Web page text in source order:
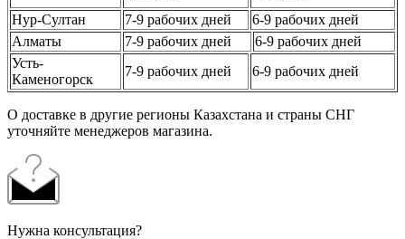
Нур-Султан
7-9 рабочих дней
6-9 рабочих дней
Алматы
7-9 рабочих дней
6-9 рабочих дней
Усть-
Каменогорск
7-9 рабочих дней 6-9 рабочих дней
О доставке в другие регионы Казахстана и страны СНГ
уточняйте менеджеров магазина.
Нужна консультация?